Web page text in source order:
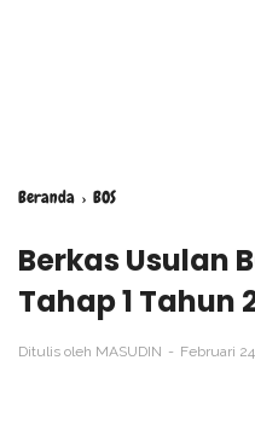
Beranda › BOS
Berkas Usulan
Tahap 1 Tahun
Ditulis oleh MASUDIN Februari